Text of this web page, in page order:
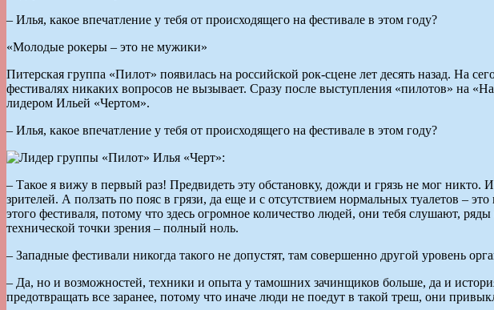
– Илья, какое впечатление у тебя от происходящего на фестивале в этом году?
«Молодые рокеры – это не мужики»
Питерская группа «Пилот» появилась на российской рок-сцене лет десять назад. На
фестивалях никаких вопросов не вызывает. Сразу после выступления «пилотов» на
лидером Ильей «Чертом».
– Илья, какое впечатление у тебя от происходящего на фестивале в этом году?
– Такое я вижу в первый раз! Предвидеть эту обстановку, дожди и грязь не мог
зрителей. А ползать по пояс в грязи, да еще и с отсутствием нормальных туалетов –
этого фестиваля, потому что здесь огромное количество людей, они тебя слушают,
технической точки зрения – полный ноль.
– Западные фестивали никогда такого не допустят, там совершенно другой уровень
– Да, но и возможностей, техники и опыта у тамошних зачинщиков больше, да и
предотвращать все заранее, потому что иначе люди не поедут в такой треш, они